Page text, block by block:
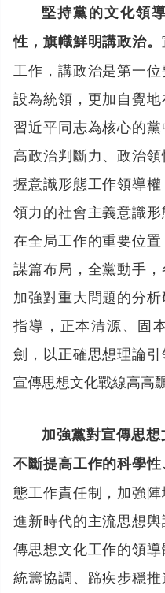
堅持黨的文化領
性，旗幟鮮明講政治。
工作，講政治是第一
設為統領，更加自覺
習近平同志為核心的
高政治判斷力、政治
握意識形態工作領導
領力的社會主義意識
在全局工作的重要位
謀篇布局，全黨動手，
加強對重大問題的分
指導，正本清源、固
劍，以正確思想理論
宣傳思想文化戰線高高飄
加強黨對宣傳思想
不斷提高工作的科學性
態工作責任制，加強
進新時代的主流思想
傳思想文化工作的領
統籌協調、蹄疾步穩